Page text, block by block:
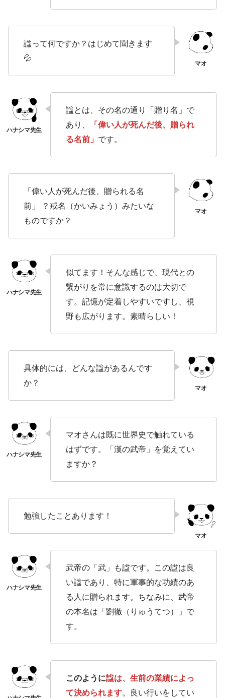
諡って何ですか？はじめて聞きます
💦
諡とは、その名の通り「贈り名」で
あり、
「偉い人が死んだ後、贈られ
る名前」 です。
「偉い人が死んだ後、贈られる名
前」 ？戒名（かいみょう）みたいな
ものですか？
似てます！そんな感じで、現代との
繋がりを常に意識するのは大切で
す。記憶が定着しやすいですし、視
野も広がります。素晴らしい！
具体的には、どんな諡があるんです
か？
マオさんは既に世界史で触れている
はずです。「漢の武帝」を覚えてい
ますか？
勉強したことあります！
武帝の「武」も諡です。この諡は良
い諡であり、特に軍事的な功績のあ
る人に贈られます。ちなみに、武帝
の本名は「劉徹（りゅうてつ）」で
す。
このように諡は、生前の業績によっ
て決められます。良い行いをしてい